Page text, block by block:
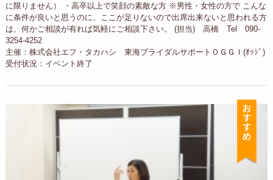
に限りません） ・高卒以上で笑顔の素敵な方 ※男性・女性の方で こんな
に条件が良いと思うのに、ここが足りないので出席出来ないと思われる方
は、何かご相談が有れば気軽にご相談下さい。 (担当) 高橋 Tel 090-
3254-4252
主催：株式会社エフ・タカハシ 東海ブライダルサポートＯＧＧＩ(ｵｯｼﾞ)
受付状況：イベント終了
お